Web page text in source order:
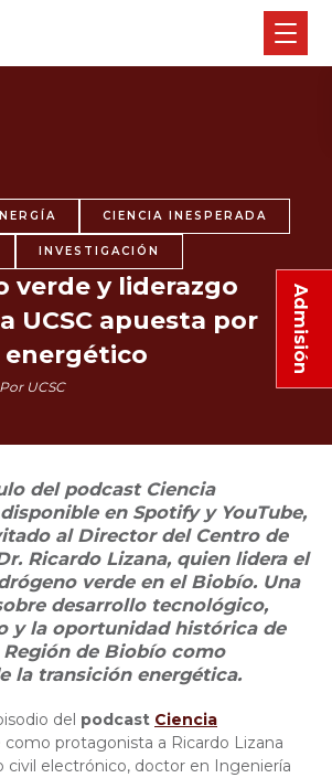
Admisión
CIENCIA INESPERADA
INVESTIGACIÓN
verde y liderazgo
UCSC apuesta por
Por UCSC
del podcast Ciencia
en Spotify y YouTube,
al Director del Centro de
Ricardo Lizana, quien lidera el
verde en el Biobío. Una
desarrollo tecnológico,
y la oportunidad histórica de
de Biobío como
la transición energética.
del podcast Ciencia
como protagonista a Ricardo Lizana
civil electrónico, doctor en Ingeniería